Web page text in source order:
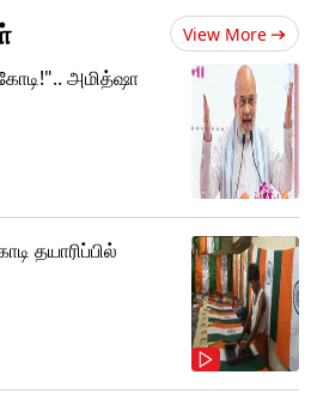
View More
கோடி!".. அமித்ஷா
தயாரிப்பில்